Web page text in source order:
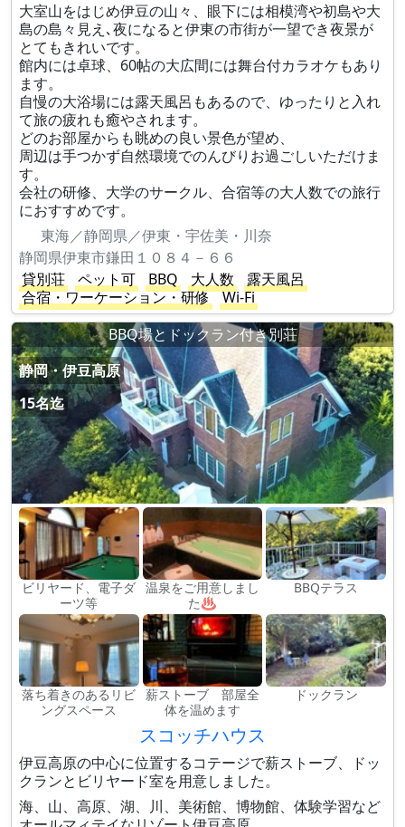
大室山をはじめ伊豆の山々、眼下には相模湾や初島や大
島の島々見え､夜になると伊東の市街が一望でき夜景が
とてもきれいです。
館内には卓球、60帖の大広間には舞台付カラオケもあり
ます。
自慢の大浴場には露天風呂もあるので、ゆったりと入れ
て旅の疲れも癒やされます。
どのお部屋からも眺めの良い景色が望め、
周辺は手つかず自然環境でのんびりお過ごしいただけま
す。
会社の研修、大学のサークル、合宿等の大人数での旅行
におすすめです。
東海／静岡県／伊東・宇佐美・川奈
静岡県伊東市鎌田１０８４－６６
貸別荘
ペット可 BBQ 大人数
露天風呂
合宿・ワーケーション・研修
Wi-Fi
BBQ場とドックラン付き別荘
静岡・伊豆高原
15名迄
ビリヤード、電子ダ
ーツ等
温泉をご用意しまし
た♨
BBQテラス
落ち着きのあるリビ
ングスペース
薪ストーブ 部屋全
体を温めます
ドックラン
スコッチハウス
伊豆高原の中心に位置するコテージで薪ストーブ、ドッ
クランとビリヤード室を用意しました。
海、山、高原、湖、川、美術館、博物館、体験学習など